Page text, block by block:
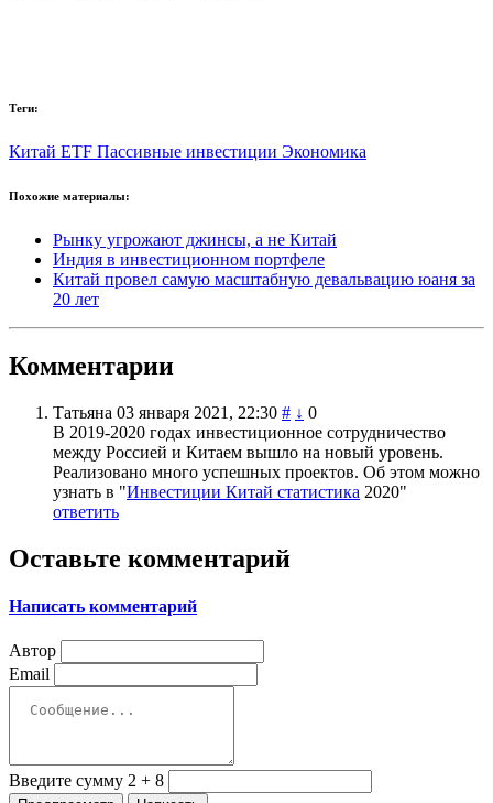
Теги:
Китай ETF Пассивные инвестиции Экономика
Похожие материалы:
Рынку угрожают джинсы, а не Китай
Индия в инвестиционном портфеле
Китай провел самую масштабную девальвацию юаня за
20 лет
Комментарии
Татьяна 03 января 2021, 22:30 # ↓ 0
В 2019-2020 годах инвестиционное сотрудничество
между Россией и Китаем вышло на новый уровень.
Реализовано много успешных проектов. Об этом можно
узнать в "Инвестиции Китай статистика 2020"
ответить
Оставьте комментарий
Написать комментарий
Автор
Email
Введите сумму 2 + 8